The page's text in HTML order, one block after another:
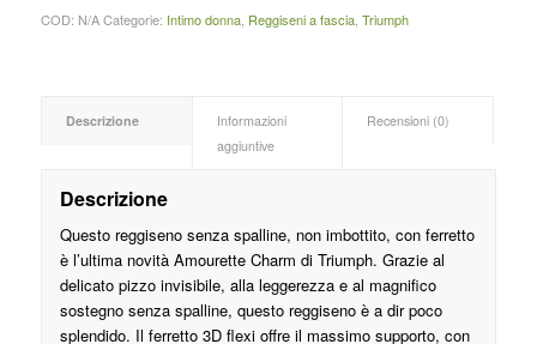
COD: N/A Categorie: Intimo donna, Reggiseni a fascia, Triumph
Descrizione
Informazioni
aggiuntive
Recensioni (0)
Descrizione
Questo reggiseno senza spalline, non imbottito, con ferretto
è l’ultima novità Amourette Charm di Triumph. Grazie al
delicato pizzo invisibile, alla leggerezza e al magnifico
sostegno senza spalline, questo reggiseno è a dir poco
splendido. Il ferretto 3D flexi offre il massimo supporto, con